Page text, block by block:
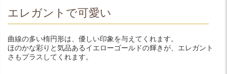
エレガントで可愛い
曲線の多い楕円形は、優しい印象を与えてくれます。
ほのかな彩りと気品あるイエローゴールドの輝きが、エレガント
さもプラスしてくれます。